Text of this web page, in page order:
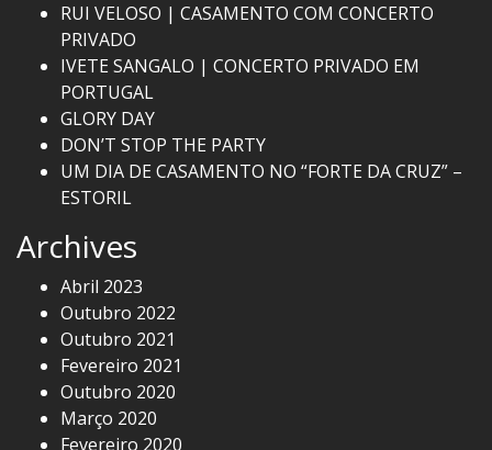
RUI VELOSO | CASAMENTO COM CONCERTO
PRIVADO
IVETE SANGALO | CONCERTO PRIVADO EM
PORTUGAL
GLORY DAY
DON’T STOP THE PARTY
UM DIA DE CASAMENTO NO “FORTE DA CRUZ” –
ESTORIL
Archives
Abril 2023
Outubro 2022
Outubro 2021
Fevereiro 2021
Outubro 2020
Março 2020
Fevereiro 2020